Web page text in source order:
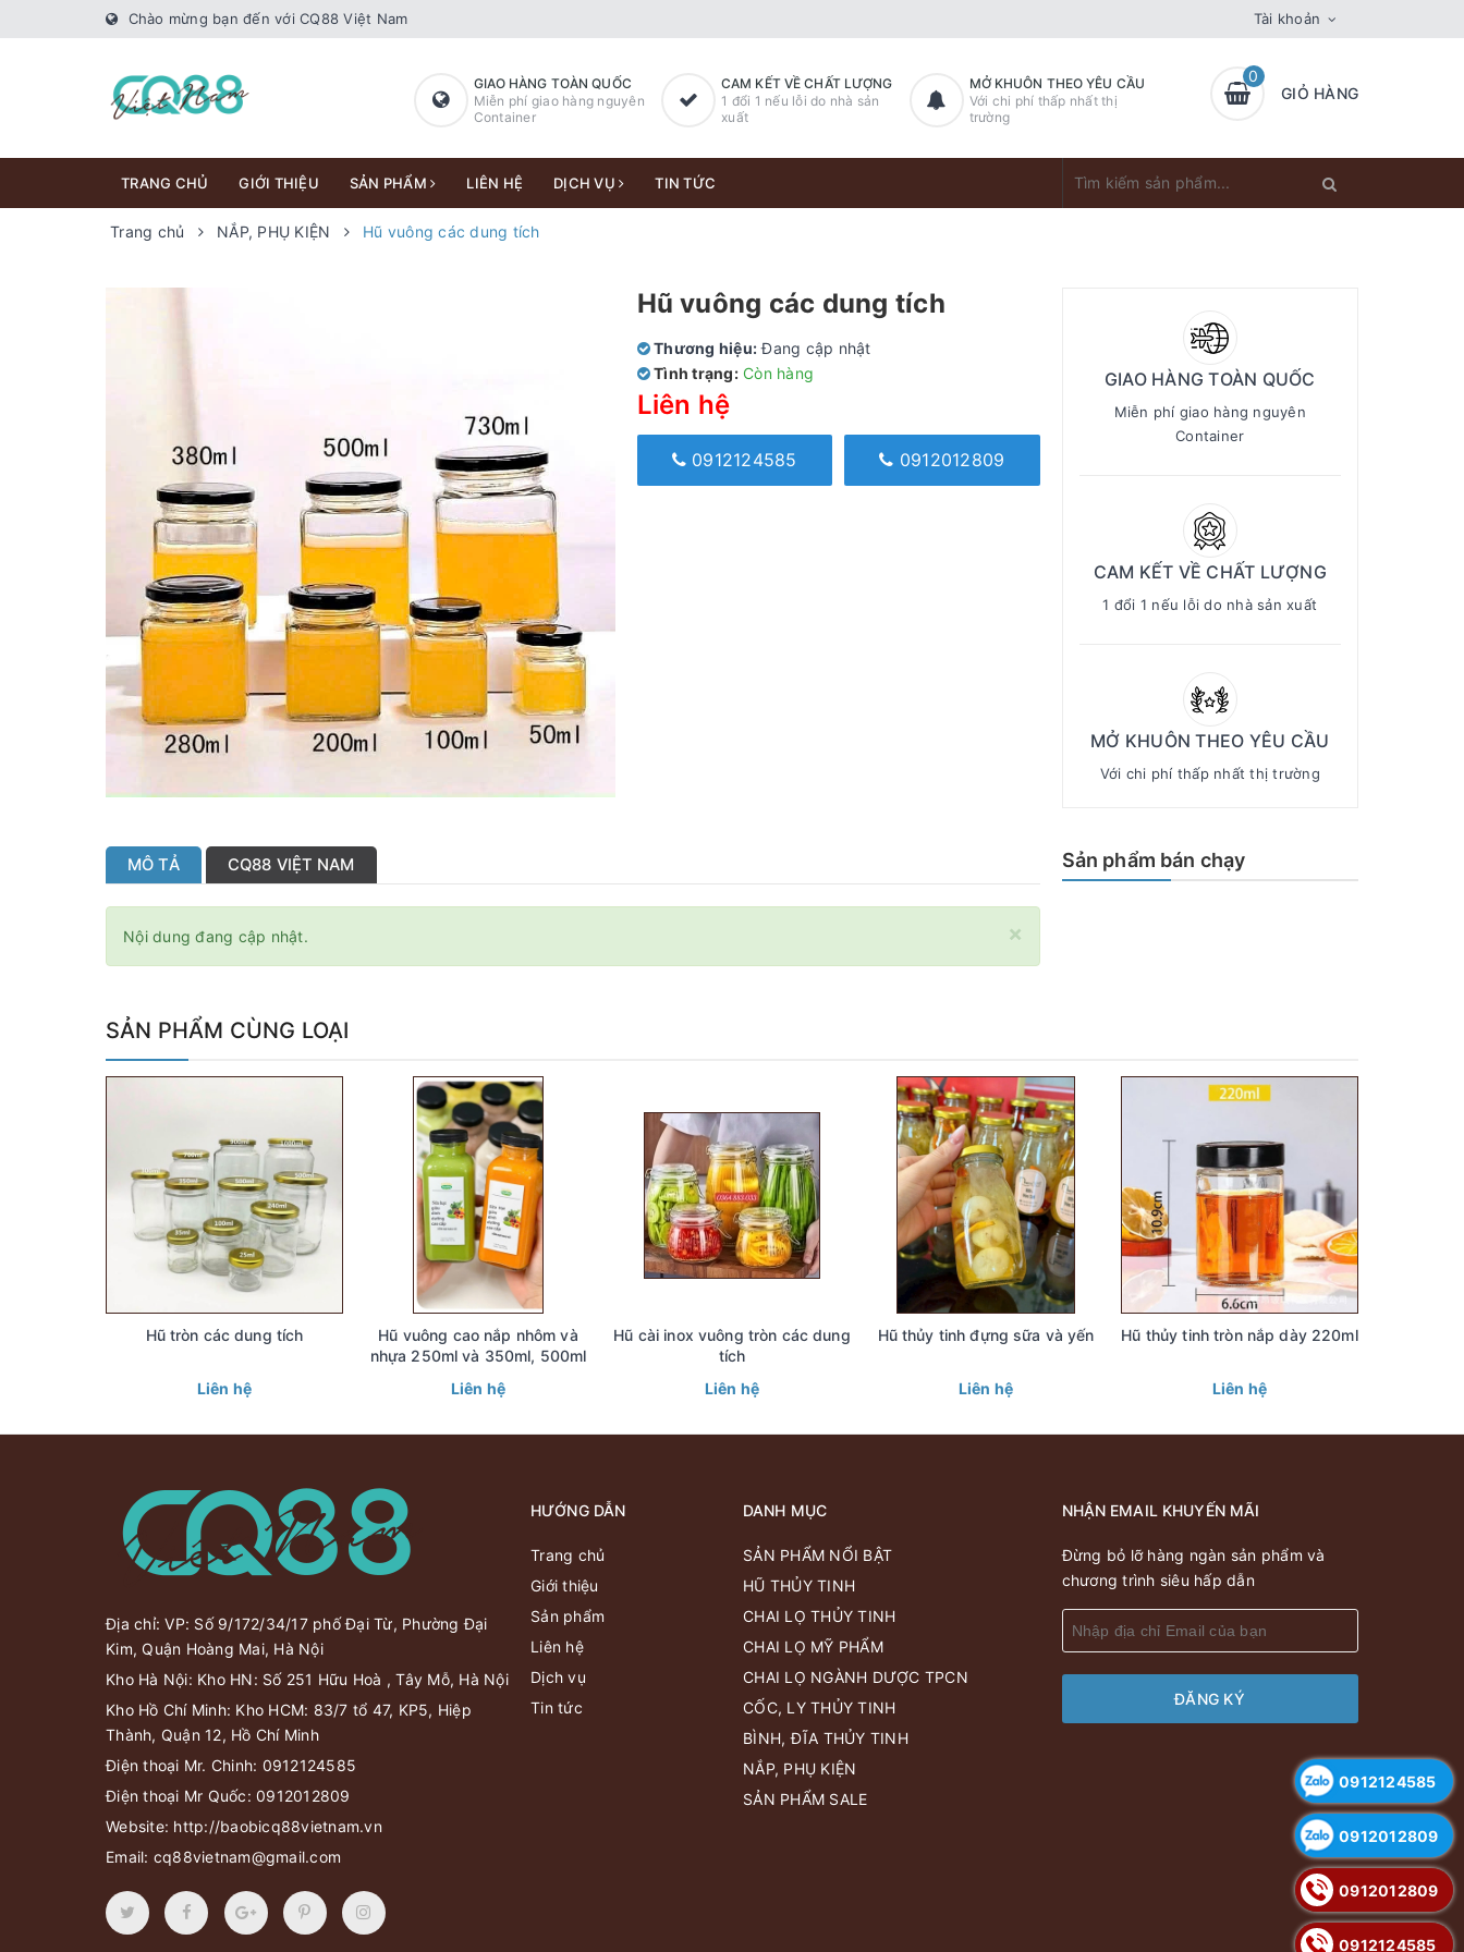
Chào mừng bạn đến với CQ88 Việt Nam Tài khoản
GIAO HÀNG TOÀN QUỐC
Miễn phí giao hàng nguyên
Container
CAM KẾT VỀ CHẤT LƯỢNG
1 đổi 1 nếu lỗi do nhà sản
xuất
MỞ KHUÔN THEO YÊU CẦU
Với chi phí thấp nhất thị
trường
0
GIỎ HÀNG
TRANG CHỦ GIỚI THIỆU SẢN PHẨM LIÊN HỆ DỊCH VỤ TIN TỨC
Trang chủ NẮP, PHỤ KIỆN Hũ vuông các dung tích
Hũ vuông các dung tích
Thương hiệu: Đang cập nhật
Tình trạng: Còn hàng
Liên hệ
0912124585 0912012809
GIAO HÀNG TOÀN QUỐC
Miễn phí giao hàng nguyên
Container
CAM KẾT VỀ CHẤT LƯỢNG
1 đổi 1 nếu lỗi do nhà sản xuất
MỞ KHUÔN THEO YÊU CẦU
Với chi phí thấp nhất thị trường
MÔ TẢ CQ88 VIỆT NAM
×
Nội dung đang cập nhật.
Sản phẩm bán chạy
SẢN PHẨM CÙNG LOẠI
Hũ tròn các dung tích
Liên hệ
Hũ vuông cao nắp nhôm và
nhựa 250ml và 350ml, 500ml
Liên hệ
Hũ cài inox vuông tròn các dung
tích
Liên hệ
Hũ thủy tinh đựng sữa và yến
Liên hệ
Hũ thủy tinh tròn nắp dày 220ml
Liên hệ
Địa chỉ: VP: Số 9/172/34/17 phố Đại Từ, Phường Đại
Kim, Quận Hoàng Mai, Hà Nội
Kho Hà Nội: Kho HN: Số 251 Hữu Hoà , Tây Mỗ, Hà Nội
Kho Hồ Chí Minh: Kho HCM: 83/7 tổ 47, KP5, Hiệp
Thành, Quận 12, Hồ Chí Minh
Điện thoại Mr. Chinh: 0912124585
Điện thoại Mr Quốc: 0912012809
Website: http://baobicq88vietnam.vn
Email: cq88vietnam@gmail.com
HƯỚNG DẪN
Trang chủ
Giới thiệu
Sản phẩm
Liên hệ
Dịch vụ
Tin tức
DANH MỤC
SẢN PHẨM NỔI BẬT
HŨ THỦY TINH
CHAI LỌ THỦY TINH
CHAI LỌ MỸ PHẨM
CHAI LỌ NGÀNH DƯỢC TPCN
CỐC, LY THỦY TINH
BÌNH, ĐĨA THỦY TINH
NẮP, PHỤ KIỆN
SẢN PHẨM SALE
NHẬN EMAIL KHUYẾN MÃI
Đừng bỏ lỡ hàng ngàn sản phẩm và
chương trình siêu hấp dẫn
ĐĂNG KÝ
0912124585
0912012809
0912012809
0912124585